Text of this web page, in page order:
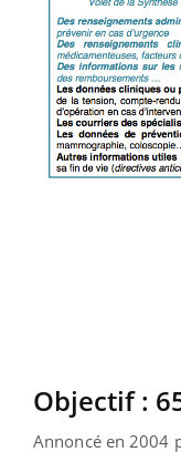
Objectif :
Annoncé en 2004